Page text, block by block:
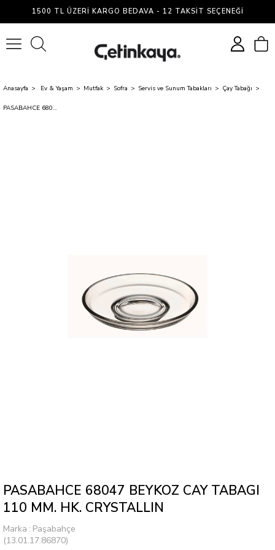
1500 TL ÜZERI KARGO BEDAVA - 12 TAKSIT SEÇENEĞI
Anasayfa Ev & Yaşam Mutfak Sofra Servis ve Sunum Tabakları Çay Tabağı
PASABAHCE 68047 BEYKOZ CAY TABAGI 110 MM. HK. CRYSTALLIN
PASABAHCE 68047 BEYKOZ CAY TABAGI
110 MM. HK. CRYSTALLIN
Marka : Paşabahçe
(13.01.17.86870)